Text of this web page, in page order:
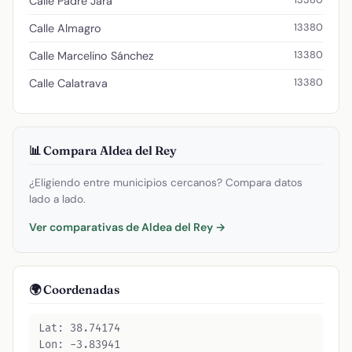
Calle Almagro 13380
Calle Marcelino Sánchez 13380
Calle Calatrava 13380
📊 Compara Aldea del Rey
¿Eligiendo entre municipios cercanos? Compara datos
lado a lado.
Ver comparativas de Aldea del Rey →
🌍 Coordenadas
Lat: 38.74174
Lon: -3.83941